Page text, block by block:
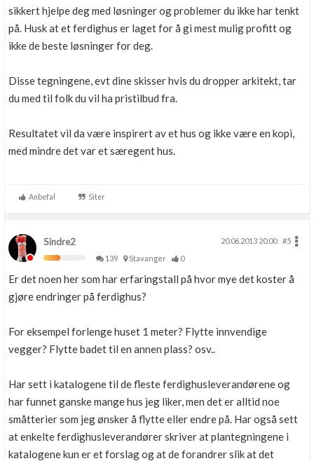
sikkert hjelpe deg med løsninger og problemer du ikke har tenkt
på. Husk at et ferdighus er laget for å gi mest mulig profitt og
ikke de beste løsninger for deg.
Disse tegningene, evt dine skisser hvis du dropper arkitekt, tar
du med til folk du vil ha pristilbud fra.
Resultatet vil da være inspirert av et hus og ikke være en kopi,
med mindre det var et særegent hus.
Anbefal Siter
Sindre2 20.06.2013 20.00
#5
139
Stavanger 0
Er det noen her som har erfaringstall på hvor mye det koster å
gjøre endringer på ferdighus?
For eksempel forlenge huset 1 meter? Flytte innvendige
vegger? Flytte badet til en annen plass? osv..
Har sett i katalogene til de fleste ferdighusleverandørene og
har funnet ganske mange hus jeg liker, men det er alltid noe
småtterier som jeg ønsker å flytte eller endre på. Har også sett
at enkelte ferdighusleverandører skriver at plantegningene i
katalogene kun er et forslag og at de forandrer slik at det